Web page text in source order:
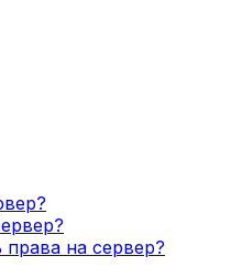
на сервер?